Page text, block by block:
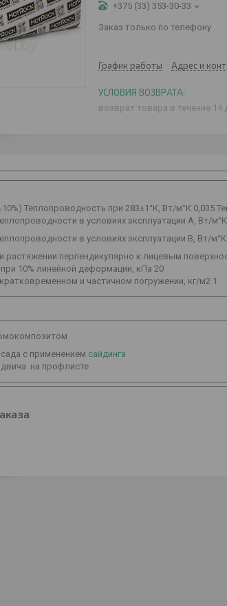
+375 (33) 353-30-33
Заказ только по телефону
График работы Адрес и
возврат товара в течение 14
Теплопроводность при 283±1°К, Вт/м°К 0,035
в условиях эксплуатации А, Вт/
в условиях эксплуатации B, Вт/
растяжении перпендикулярно к лицевым
10% линейной деформации, кПа 20
и частичном погружении, кг/м2 1
с применением сайдинга
на профлисте